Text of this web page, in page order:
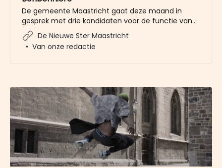
De gemeente Maastricht gaat deze maand in
gesprek met drie kandidaten voor de functie van
kwartiermaker Strategie, Organisatie en
Communicatie voor de Bonbonnière. De
kwartiermaker moet de basis leggen voor de
De Nieuwe Ster Maastricht
Van onze redactie